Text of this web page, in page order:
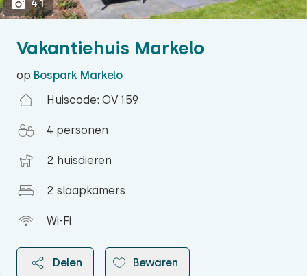
Vakantiehuis Markelo
op Bospark Markelo
Huiscode: OV159
4 personen
2 huisdieren
2 slaapkamers
Wi-Fi
Delen Bewaren
41